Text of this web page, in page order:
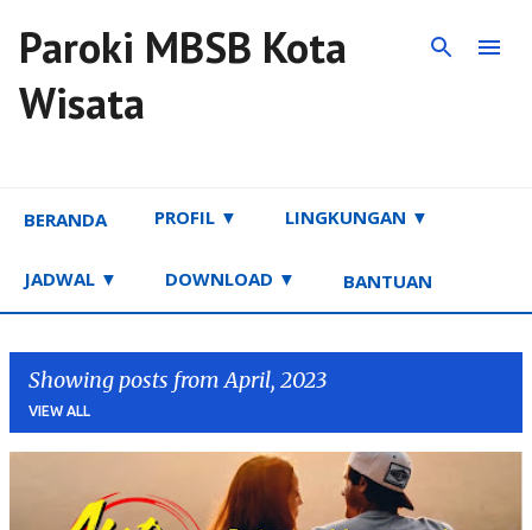
Skip to main content
Paroki MBSB Kota
Wisata
BERANDA PROFIL ▼ LINGKUNGAN ▼
JADWAL ▼ DOWNLOAD ▼ BANTUAN
Showing posts from April, 2023
VIEW ALL